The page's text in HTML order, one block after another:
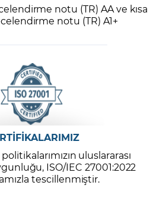
notu (TR) AA ve kısa
notu (TR) A1+
uluslararası
ISO/IEC 27001:2022
tescillenmiştir.